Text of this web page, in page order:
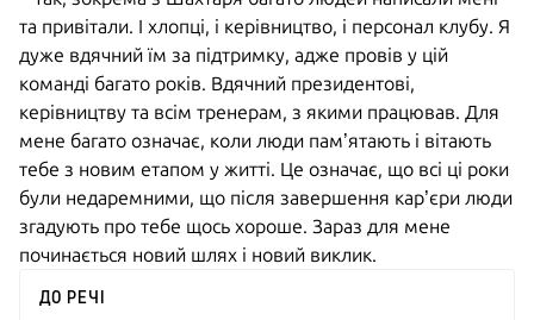
та привітали. І хлопці, і керівництво, і персонал клубу. Я
дуже вдячний їм за підтримку, адже провів у цій
команді багато років. Вдячний президентові,
керівництву та всім тренерам, з якими працював. Для
мене багато означає, коли люди пам’ятають і вітають
тебе з новим етапом у житті. Це означає, що всі ці роки
були недаремними, що після завершення кар’єри люди
згадують про тебе щось хороше. Зараз для мене
починається новий шлях і новий виклик.
ДО РЕЧІ